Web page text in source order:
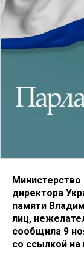
директора
памяти
лиц,
сообщила 9
со ссылкой на